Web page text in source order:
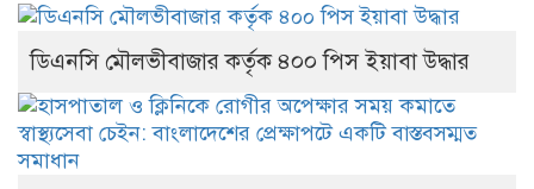
ডিএনসি মৌলভীবাজার কর্তৃক ৪০০ পিস ইয়াবা উদ্ধার